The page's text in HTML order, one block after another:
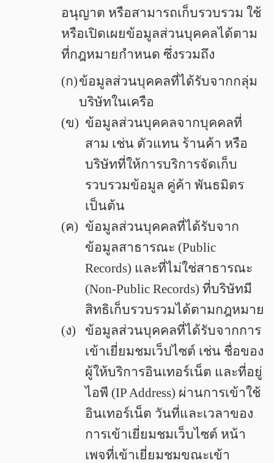
อนุญาต หรือสามารถเก็บรวบรวม ใช้
หรือเปิดเผยข้อมูลส่วนบุคคลได้ตาม
ที่กฎหมายกำหนด ซึ่งรวมถึง
(ก)ข้อมูลส่วนบุคคลที่ได้รับจากกลุ่ม
บริษัทในเครือ
(ข) ข้อมูลส่วนบุคคลจากบุคคลที่
สาม เช่น ตัวแทน ร้านค้า หรือ
บริษัทที่ให้การบริการจัดเก็บ
รวบรวมข้อมูล คู่ค้า พันธมิตร
เป็นต้น
(ค) ข้อมูลส่วนบุคคลที่ได้รับจาก
ข้อมูลสาธารณะ (Public
Records) และที่ไม่ใช่สาธารณะ
(Non-Public Records) ที่บริษัทมี
สิทธิเก็บรวบรวมได้ตามกฎหมาย
(ง)
ข้อมูลส่วนบุคคลที่ได้รับจากการ
เข้าเยี่ยมชมเว็ปไซต์ เช่น ชื่อของ
ผู้ให้บริการอินเทอร์เน็ต และที่อยู่
ไอพี (IP Address) ผ่านการเข้าใช้
อินเทอร์เน็ต วันที่และเวลาของ
การเข้าเยี่ยมชมเว็บไซต์ หน้า
เพจที่เข้าเยี่ยมชมขณะเข้า